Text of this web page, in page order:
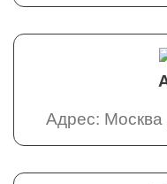
Адрес: Москва